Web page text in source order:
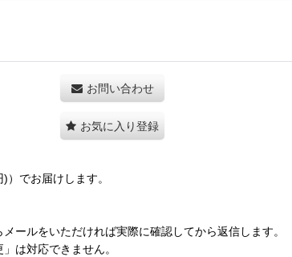
お問い合わせ
お気に入り登録
でお届けします。
ールをいただければ実際に確認してから返信します。
は対応できません。